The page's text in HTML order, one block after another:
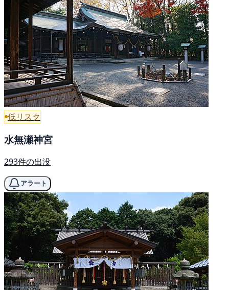
低リスク
水無瀬神宮
293件の出没
アラート